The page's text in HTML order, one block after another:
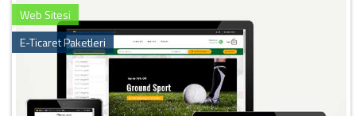
Web Sitesi
E-Ticaret Paketleri